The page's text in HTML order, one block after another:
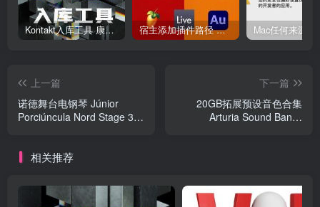
Kontakt入库工具 康泰克入库教程 宿主添加插件路径 插件路径设置 VSTPlugins路径
上一篇
诺德舞台电钢琴 Júnior
Porciúncula Nord Stage 3
下一篇
20GB拓展预设音色合集
Arturia Sound Banks
相关推荐